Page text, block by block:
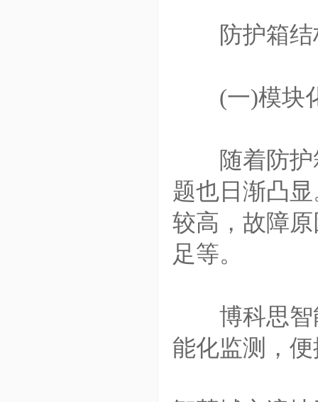
防护箱结
(一)模块化
随着防护箱
题也日渐凸
较高，故障
足等。
博科思智能
能化监测，